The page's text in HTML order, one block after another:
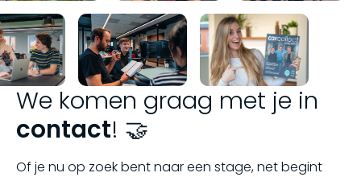
We komen graag met je in
contact! 🤝
Of je nu op zoek bent naar een stage, net begint